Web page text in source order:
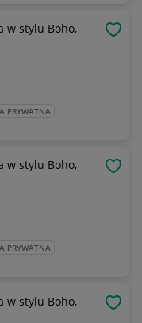
w stylu Boho,
PRYWATNA
w stylu Boho,
PRYWATNA
w stylu Boho,